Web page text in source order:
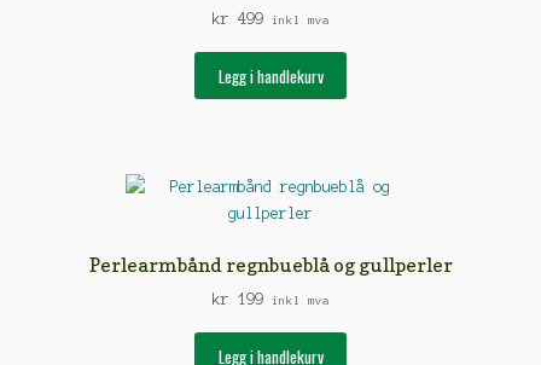
kr 499 inkl mva
Legg i handlekurv
Perlearmbånd regnbueblå og gullperler
kr 199 inkl mva
Legg i handlekurv